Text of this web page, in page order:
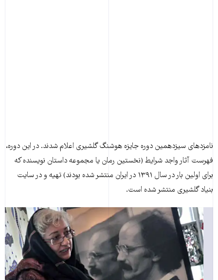
نامزدهای سیزدهمین دوره جایزه هوشنگ گلشیری اعلام شدند. در این دوره،
فهرست آثار واجد شرایط (نخستین رمان یا مجموعه ­داستان نویسنده که
برای اولین بار در سال ۱۳۹۱ در ایران منتشر شده بودند) تهیه و در سایت
بنیاد گلشیری منتشر شده است.